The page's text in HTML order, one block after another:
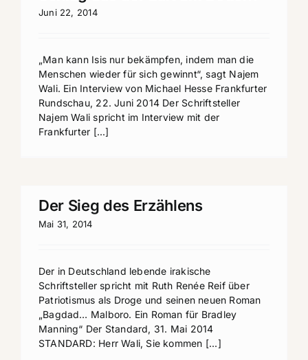
Juni 22, 2014
„Man kann Isis nur bekämpfen, indem man die
Menschen wieder für sich gewinnt“, sagt Najem
Wali. Ein Interview von Michael Hesse Frankfurter
Rundschau, 22. Juni 2014 Der Schriftsteller
Najem Wali spricht im Interview mit der
Frankfurter [...]
Der Sieg des Erzählens
Mai 31, 2014
Der in Deutschland lebende irakische
Schriftsteller spricht mit Ruth Renée Reif über
Patriotismus als Droge und seinen neuen Roman
„Bagdad… Malboro. Ein Roman für Bradley
Manning“ Der Standard, 31. Mai 2014
STANDARD: Herr Wali, Sie kommen [...]